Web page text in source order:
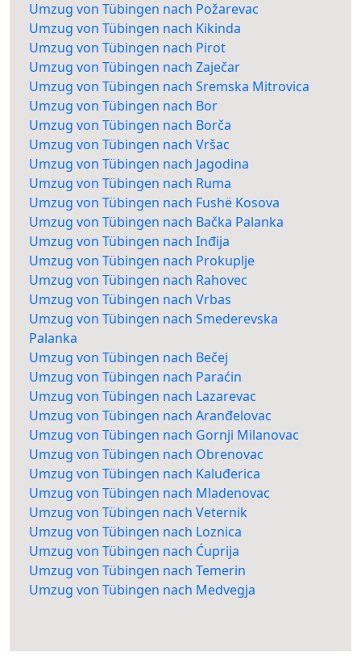
Umzug von Tübingen nach Požarevac
Umzug von Tübingen nach Kikinda
Umzug von Tübingen nach Pirot
Umzug von Tübingen nach Zaječar
Umzug von Tübingen nach Sremska Mitrovica
Umzug von Tübingen nach Bor
Umzug von Tübingen nach Borča
Umzug von Tübingen nach Vršac
Umzug von Tübingen nach Jagodina
Umzug von Tübingen nach Ruma
Umzug von Tübingen nach Fushë Kosova
Umzug von Tübingen nach Bačka Palanka
Umzug von Tübingen nach Inđija
Umzug von Tübingen nach Prokuplje
Umzug von Tübingen nach Rahovec
Umzug von Tübingen nach Vrbas
Umzug von Tübingen nach Smederevska
Palanka
Umzug von Tübingen nach Bečej
Umzug von Tübingen nach Paraćin
Umzug von Tübingen nach Lazarevac
Umzug von Tübingen nach Aranđelovac
Umzug von Tübingen nach Gornji Milanovac
Umzug von Tübingen nach Obrenovac
Umzug von Tübingen nach Kaluđerica
Umzug von Tübingen nach Mladenovac
Umzug von Tübingen nach Veternik
Umzug von Tübingen nach Loznica
Umzug von Tübingen nach Ćuprija
Umzug von Tübingen nach Temerin
Umzug von Tübingen nach Medvegja